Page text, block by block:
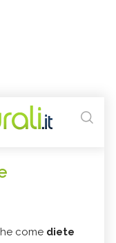
come diete